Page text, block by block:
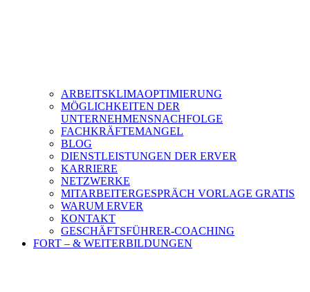
ARBEITSKLIMAOPTIMIERUNG
MÖGLICHKEITEN DER
UNTERNEHMENSNACHFOLGE
FACHKRÄFTEMANGEL
BLOG
DIENSTLEISTUNGEN DER ERVER
KARRIERE
NETZWERKE
MITARBEITERGESPRÄCH VORLAGE GRATIS
WARUM ERVER
KONTAKT
GESCHÄFTSFÜHRER-COACHING
FORT – & WEITERBILDUNGEN